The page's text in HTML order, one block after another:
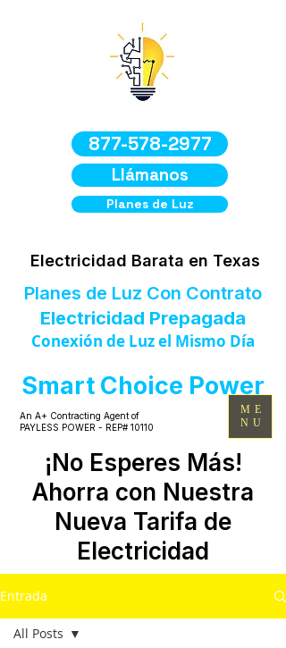
877-578-2977
Smart Choice Power
¡No Esperes Más!
Ahorra con Nuestra
Nueva Tarifa de
Electricidad
Electricidad Barata en Texas
An A+ Contracting Agent of
PAYLESS POWER - REP# 10110
Llámanos
Planes de Luz
Planes de Luz Con Contrato
Electricidad Prepagada
Conexión de Luz el Mismo Día
ME
NU
Entrada
All Posts